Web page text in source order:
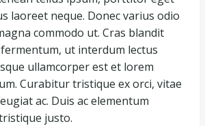
laoreet neque. Donec varius odio
commodo ut. Cras blandit
ut interdum lectus
ullamcorper est et lorem
Curabitur tristique ex orci, vitae
ac. Duis ac elementum
justo.